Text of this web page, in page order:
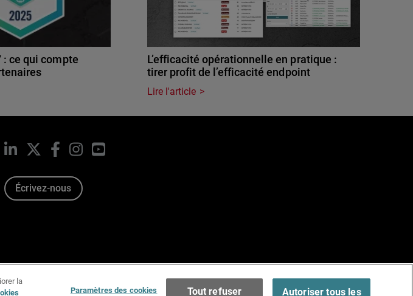
: ce qui compte
L’efficacité opérationnelle en pratique :
tirer profit de l’efficacité endpoint
Lire l'article
LinkedIn Facebook
InstagramYouTube
Écrivez-nous
Inc. Tous droits réservés.Terms of Use >
la
Paramètres des cookies Tout refuser Autoriser tous les